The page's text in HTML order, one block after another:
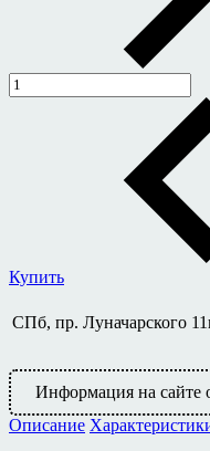
Купить
СПб, пр. Луначарского
Информация на сайте
Описание